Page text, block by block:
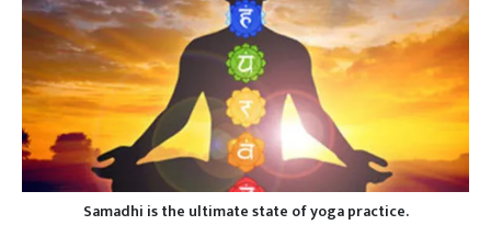
Samadhi is the ultimate state of yoga practice.